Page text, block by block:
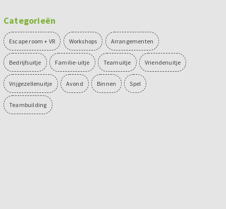
Categorieën
Escape room + VR Workshops Arrangementen
Bedrijfsuitje Familie-uitje Teamuitje Vriendenuitje
Vrijgezellenuitje Avond Binnen Spel
Teambuilding